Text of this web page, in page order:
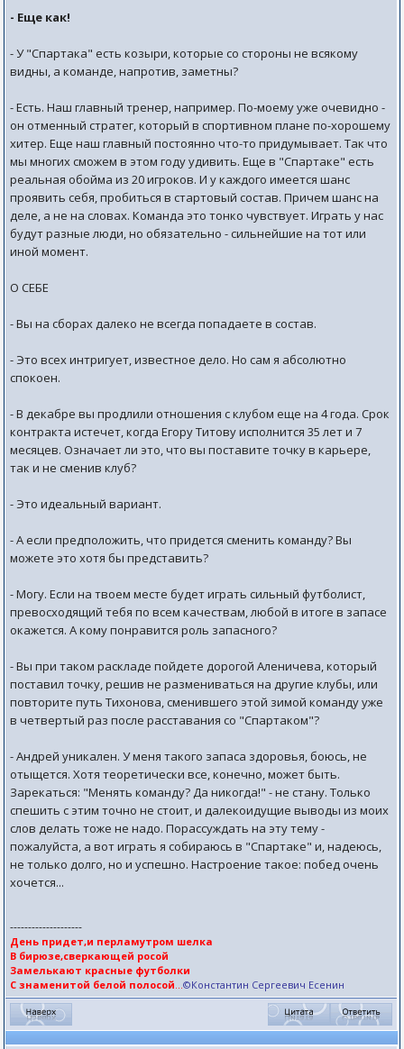
- Еще как!
- У "Спартака" есть козыри, которые со стороны не всякому
видны, а команде, напротив, заметны?
- Есть. Наш главный тренер, например. По-моему уже очевидно -
он отменный стратег, который в спортивном плане по-хорошему
хитер. Еще наш главный постоянно что-то придумывает. Так что
мы многих сможем в этом году удивить. Еще в "Спартаке" есть
реальная обойма из 20 игроков. И у каждого имеется шанс
проявить себя, пробиться в стартовый состав. Причем шанс на
деле, а не на словах. Команда это тонко чувствует. Играть у нас
будут разные люди, но обязательно - сильнейшие на тот или
иной момент.
О СЕБЕ
- Вы на сборах далеко не всегда попадаете в состав.
- Это всех интригует, известное дело. Но сам я абсолютно
спокоен.
- В декабре вы продлили отношения с клубом еще на 4 года. Срок
контракта истечет, когда Егору Титову исполнится 35 лет и 7
месяцев. Означает ли это, что вы поставите точку в карьере,
так и не сменив клуб?
- Это идеальный вариант.
- А если предположить, что придется сменить команду? Вы
можете это хотя бы представить?
- Могу. Если на твоем месте будет играть сильный футболист,
превосходящий тебя по всем качествам, любой в итоге в запасе
окажется. А кому понравится роль запасного?
- Вы при таком раскладе пойдете дорогой Аленичева, который
поставил точку, решив не размениваться на другие клубы, или
повторите путь Тихонова, сменившего этой зимой команду уже
в четвертый раз после расставания со "Спартаком"?
- Андрей уникален. У меня такого запаса здоровья, боюсь, не
отыщется. Хотя теоретически все, конечно, может быть.
Зарекаться: "Менять команду? Да никогда!" - не стану. Только
спешить с этим точно не стоит, и далекоидущие выводы из моих
слов делать тоже не надо. Порассуждать на эту тему -
пожалуйста, а вот играть я собираюсь в "Спартаке" и, надеюсь,
не только долго, но и успешно. Настроение такое: побед очень
хочется...
--------------------
День придет,и перламутром шелка
В бирюзе,сверкающей росой
Замелькают красные футболки
С знаменитой белой полосой ...©Константин Сергеевич Есенин